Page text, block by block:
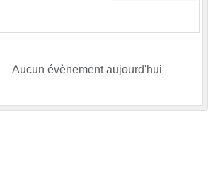
Aucun évènement aujourd'hui